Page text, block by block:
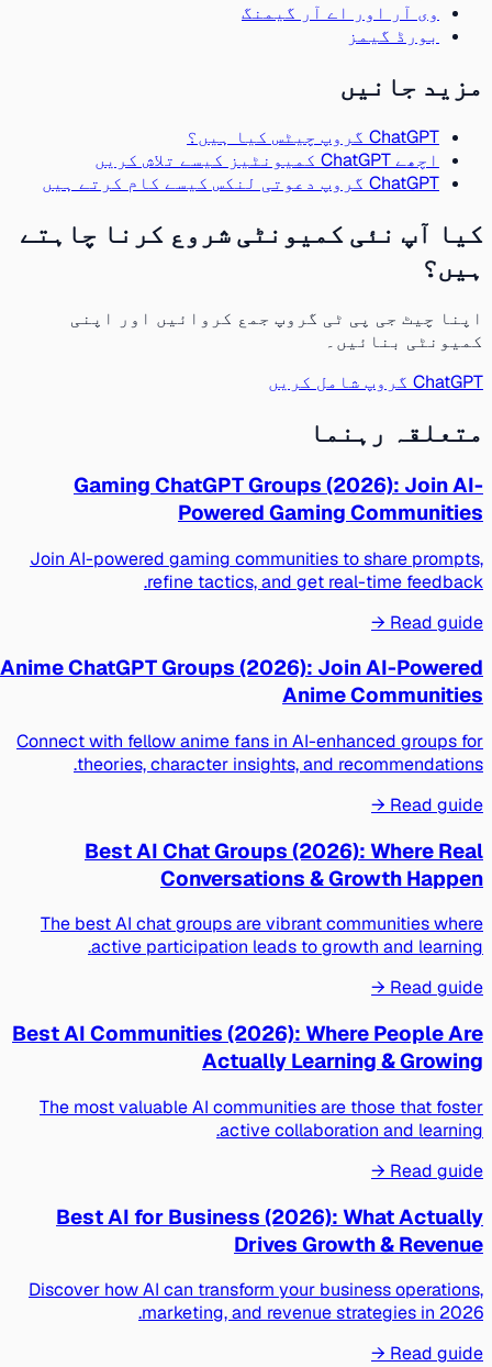
وی آر اور اے آر گیمنگ
بورڈ گیمز
مزید جانیں
ChatGPT گروپ چیٹس کیا ہیں؟
اچھے ChatGPT کمیونٹیز کیسے تلاش کریں
ChatGPT گروپ دعوتی لنکس کیسے کام کرتے ہیں
کیا آپ نئی کمیونٹی شروع کرنا چاہتے
ہیں؟
اپنا چیٹ جی پی ٹی گروپ جمع کروائیں اور اپنی
کمیونٹی بنائیں۔
ChatGPT گروپ شامل کریں
متعلقہ رہنما
Gaming ChatGPT Groups (2026): Join AI-
Powered Gaming Communities
Join AI-powered gaming communities to share prompts,
refine tactics, and get real-time feedback.
Read guide →
Anime ChatGPT Groups (2026): Join AI-Powered
Anime Communities
Connect with fellow anime fans in AI-enhanced groups for
theories, character insights, and recommendations.
Read guide →
Best AI Chat Groups (2026): Where Real
Conversations & Growth Happen
The best AI chat groups are vibrant communities where
active participation leads to growth and learning.
Read guide →
Best AI Communities (2026): Where People Are
Actually Learning & Growing
The most valuable AI communities are those that foster
active collaboration and learning.
Read guide →
Best AI for Business (2026): What Actually
Drives Growth & Revenue
Discover how AI can transform your business operations,
marketing, and revenue strategies in 2026.
Read guide →